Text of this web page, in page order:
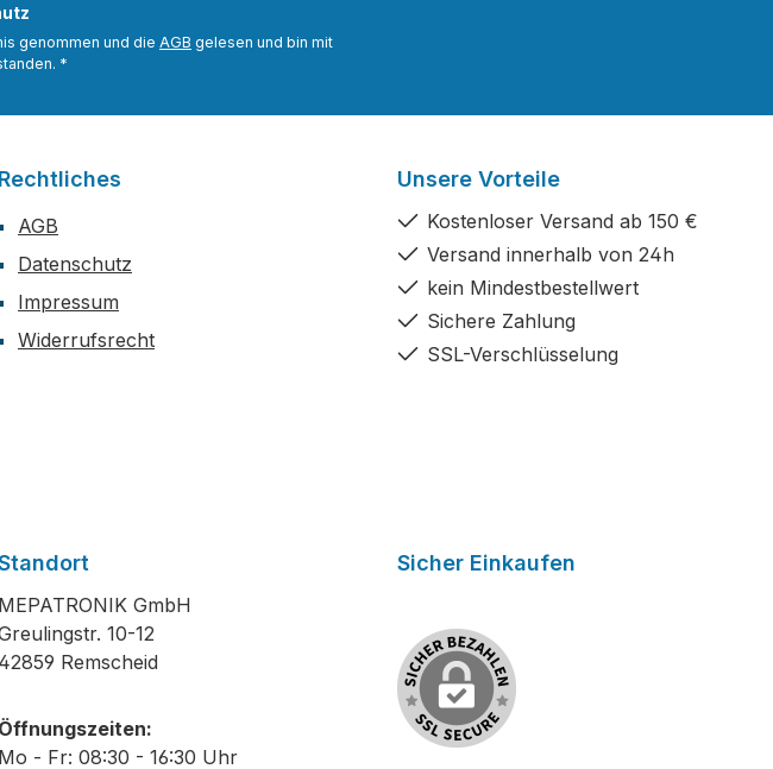
genommen und die AGB gelesen und bin mit
*
Rechtliches
AGB
Datenschutz
Impressum
Widerrufsrecht
Unsere Vorteile
Kostenloser Versand ab 150 €
Versand innerhalb von 24h
kein Mindestbestellwert
Sichere Zahlung
SSL-Verschlüsselung
MEPATRONIK GmbH
10-12
42859 Remscheid
Öffnungszeiten:
Mo - Fr: 08:30 - 16:30 Uhr
Sicher Einkaufen